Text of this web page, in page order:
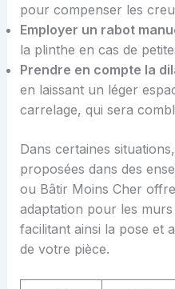
pour compenser les
Employer un rabot
la plinthe en cas de
Prendre en compte la
en laissant un léger
carrelage, qui sera
Dans certaines
proposées dans des
ou Bâtir Moins Cher
adaptation pour les
facilitant ainsi la pose et
de votre pièce.